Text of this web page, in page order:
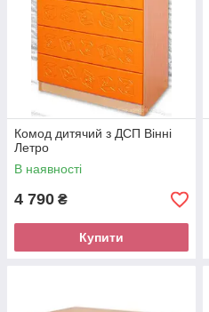
Декор ДСП:
Бук Вільха
Венге світле
Оливка
Венге
Комод дитячий з ДСП Вінні
Летро
В наявності
4 790 ₴
Купити